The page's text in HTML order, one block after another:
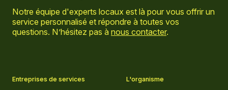
Notre équipe d'experts locaux est là pour vous offrir un
service personnalisé et répondre à toutes vos
questions. N’hésitez pas à nous contacter.
Entreprises de services
L'organisme